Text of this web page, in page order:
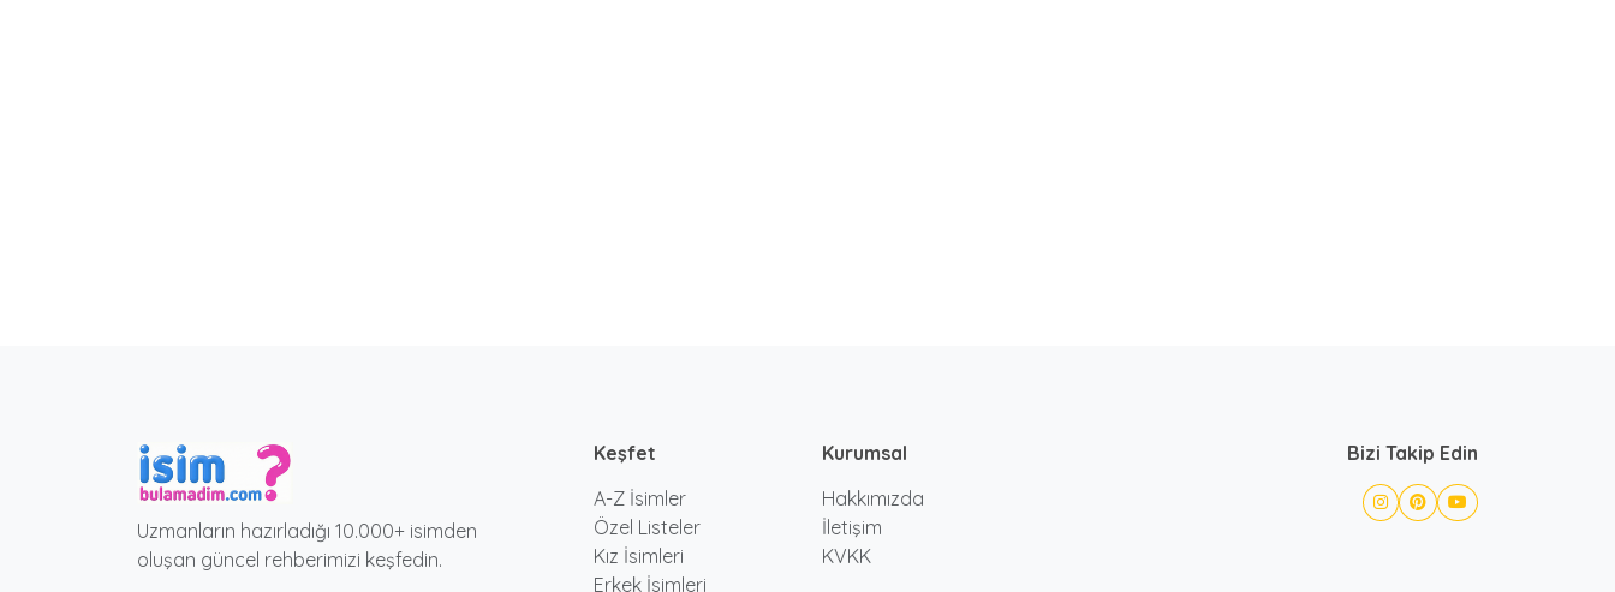
Uzmanların hazırladığı 10.000+ isimden
oluşan güncel rehberimizi keşfedin.
Keşfet
A-Z İsimler
Özel Listeler
Kız İsimleri
Erkek İsimleri
Kurumsal
Hakkımızda
İletişim
KVKK
Bizi Takip Edin